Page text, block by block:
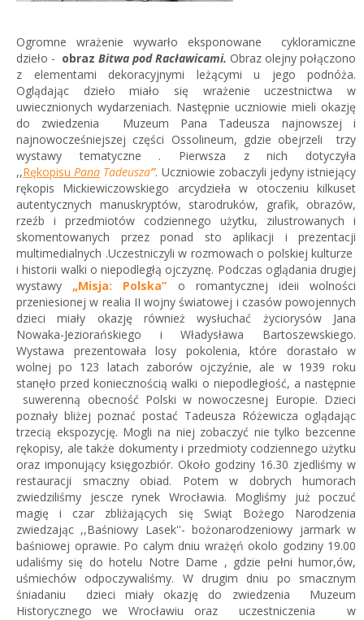
Ogromne wrażenie wywarło eksponowane cykloramiczne
dzieło - obraz Bitwa pod Racławicami. Obraz olejny połączono
z elementami dekoracyjnymi leżącymi u jego podnóża.
Oglądając dzieło miało się wrażenie uczestnictwa w
uwiecznionych wydarzeniach. Następnie uczniowie mieli okazję
do zwiedzenia Muzeum Pana Tadeusza najnowszej i
najnowocześniejszej części Ossolineum, gdzie obejrzeli trzy
wystawy tematyczne . Pierwsza z nich dotyczyła
,,Rękopisu Pana Tadeusza”. Uczniowie zobaczyli jedyny istniejący
rękopis Mickiewiczowskiego arcydzieła w otoczeniu kilkuset
autentycznych manuskryptów, starodruków, grafik, obrazów,
rzeźb i przedmiotów codziennego użytku, zilustrowanych i
skomentowanych przez ponad sto aplikacji i prezentacji
multimedialnych .Uczestniczyli w rozmowach o polskiej kulturze
i historii walki o niepodległą ojczyznę. Podczas oglądania drugiej
wystawy„Misja: Polska” o romantycznej ideii wolności
przeniesionej w realia II wojny światowej i czasów powojennych
dzieci miały okazję również wysłuchać życiorysów Jana
Nowaka-Jeziorańskiego i Władysława Bartoszewskiego.
Wystawa prezentowała losy pokolenia, które dorastało w
wolnej po 123 latach zaborów ojczyźnie, ale w 1939 roku
stanęło przed koniecznością walki o niepodległość, a następnie
suwerenną obecność Polski w nowoczesnej Europie. Dzieci
poznały bliżej poznać postać Tadeusza Różewicza oglądając
trzecią ekspozycję. Mogli na niej zobaczyć nie tylko bezcenne
rękopisy, ale także dokumenty i przedmioty codziennego użytku
oraz imponujący księgozbiór. Około godziny 16.30 zjedliśmy w
restauracji smaczny obiad. Potem w dobrych humorach
zwiedziliśmy jescze rynek Wrocławia. Mogliśmy już poczuć
magię i czar zbliżających się Swiąt Bożego Narodzenia
zwiedzając ,,Baśniowy Lasek''- bożonarodzeniowy jarmark w
baśniowej oprawie. Po calym dniu wrażęń okolo godziny 19.00
udaliśmy się do hotelu Notre Dame , gdzie pełni humor,ów,
uśmiechów odpoczywaliśmy. W drugim dniu po smacznym
śniadaniu dzieci miały okazję do zwiedzenia Muzeum
Historycznego we Wrocławiu oraz uczestniczenia w